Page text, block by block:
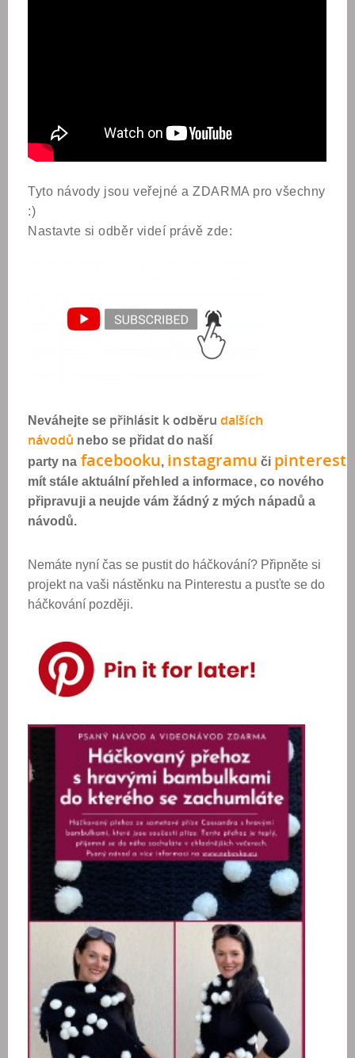
Tyto návody jsou veřejné a ZDARMA pro všechny
:)
Nastavte si odběr videí právě zde:
Neváhejte se přihlásit k odběru dalších
návodů nebo se přidat do naší
party na facebooku, instagramu či pinterest
mít stále aktuální přehled a informace, co nového
připravuji a neujde vám žádný z mých nápadů a
návodů.
Nemáte nyní čas se pustit do háčkování? Připněte si
projekt na vaši nástěnku na Pinterestu a pusťte se do
háčkování později.